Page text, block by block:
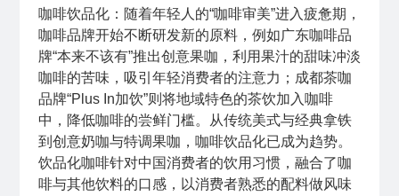
咖啡饮品化：随着年轻人的“咖啡审美”进入疲惫期，
咖啡品牌开始不断研发新的原料，例如广东咖啡品
牌“本来不该有”推出创意果咖，利用果汁的甜味冲淡
咖啡的苦味，吸引年轻消费者的注意力；成都茶咖
品牌“Plus In加饮”则将地域特色的茶饮加入咖啡
中，降低咖啡的尝鲜门槛。从传统美式与经典拿铁
到创意奶咖与特调果咖，咖啡饮品化已成为趋势。
饮品化咖啡针对中国消费者的饮用习惯，融合了咖
啡与其他饮料的口感，以消费者熟悉的配料做风味